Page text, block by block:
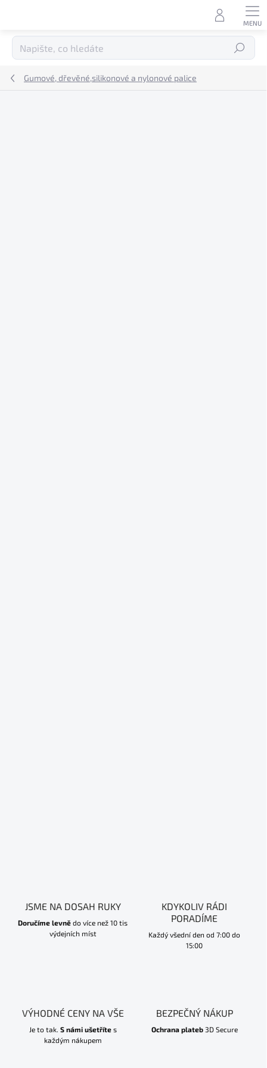
Hledat
Gumové, dřevěné,silikonové a nylonové palice
JSME NA DOSAH RUKY
Doručíme levně do více než 10 tis
výdejních míst
KDYKOLIV RÁDI
PORADÍME
Každý všední den od 7:00 do
15:00
VÝHODNÉ CENY NA VŠE
Je to tak. S námi ušetřítes
každým nákupem
BEZPEČNÝ NÁKUP
Ochrana plateb3D Secure